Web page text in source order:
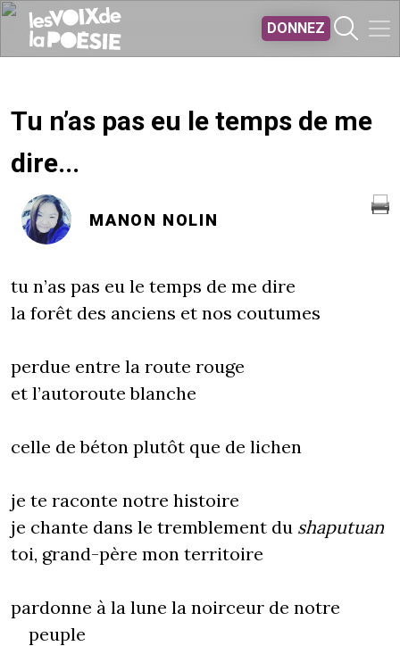
DONNEZ
Tu n’as pas eu le temps de me
dire...
MANON NOLIN
tu n’as pas eu le temps de me dire
la forêt des anciens et nos coutumes
perdue entre la route rouge
et l’autoroute blanche
celle de béton plutôt que de lichen
je te raconte notre histoire
je chante dans le tremblement du shaputuan
toi, grand-père mon territoire
pardonne à la lune la noirceur de notre
peuple